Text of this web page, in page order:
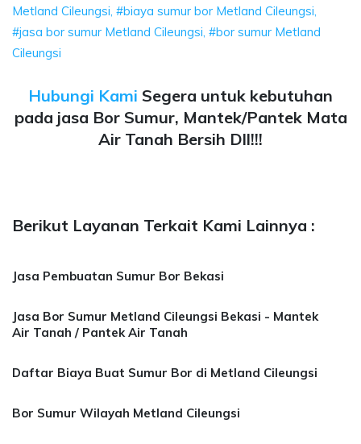
Metland Cileungsi, #biaya sumur bor Metland Cileungsi,
#jasa bor sumur Metland Cileungsi, #bor sumur Metland
Cileungsi
Hubungi Kami Segera untuk kebutuhan
pada jasa Bor Sumur, Mantek/Pantek Mata
Air Tanah Bersih Dll!!!
Berikut Layanan Terkait Kami Lainnya :
Jasa Pembuatan Sumur Bor Bekasi
Jasa Bor Sumur Metland Cileungsi Bekasi - Mantek
Air Tanah / Pantek Air Tanah
Daftar Biaya Buat Sumur Bor di Metland Cileungsi
Bor Sumur Wilayah Metland Cileungsi